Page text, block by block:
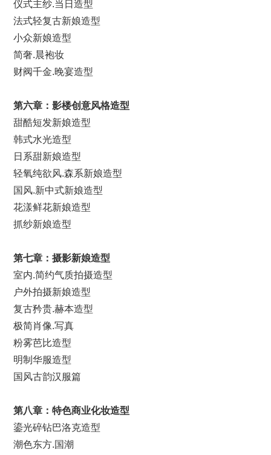
仪式主纱.当日造型
法式轻复古新娘造型
小众新娘造型
简奢.晨袍妆
财阀千金.晚宴造型
第六章：影楼创意风格造型
甜酷短发新娘造型
韩式水光造型
日系甜新娘造型
轻氧纯欲风.森系新娘造型
国风.新中式新娘造型
花漾鲜花新娘造型
抓纱新娘造型
第七章：摄影新娘造型
室内.简约气质拍摄造型
户外拍摄新娘造型
复古矜贵.赫本造型
极简肖像.写真
粉雾芭比造型
明制华服造型
国风古韵汉服篇
第八章：特色商业化妆造型
鎏光碎钻巴洛克造型
潮色东方.国潮